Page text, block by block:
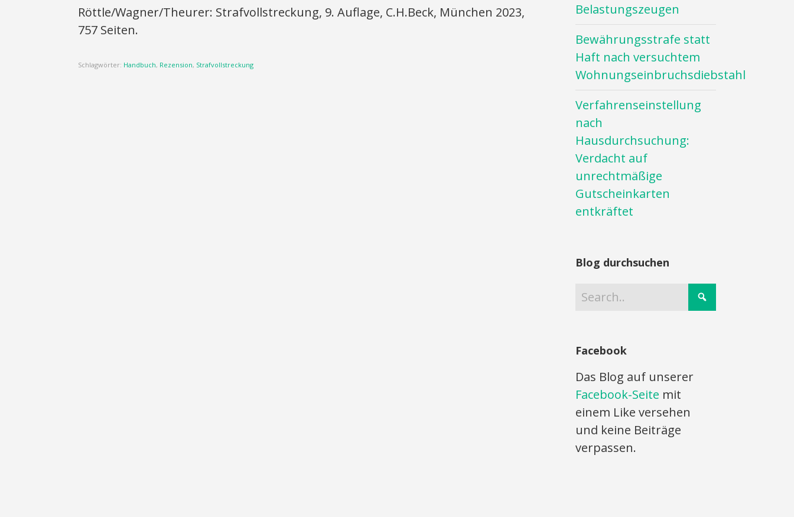
Röttle/Wagner/Theurer: Strafvollstreckung, 9. Auflage, C.H.Beck, München 2023,
757 Seiten.
Schlagwörter: Handbuch, Rezension, Strafvollstreckung
Belastungszeugen
Bewährungsstrafe statt
Haft nach versuchtem
Wohnungseinbruchsdiebstahl
Verfahrenseinstellung
nach
Hausdurchsuchung:
Verdacht auf
unrechtmäßige
Gutscheinkarten
entkräftet
Blog durchsuchen
Facebook
Das Blog auf unserer
Facebook-Seite mit
einem Like versehen
und keine Beiträge
verpassen.